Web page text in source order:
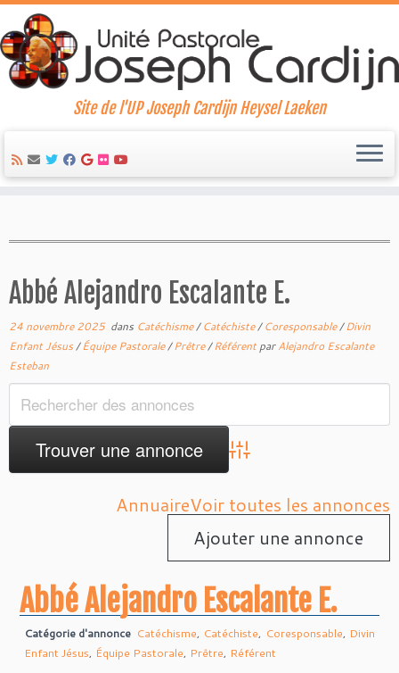
content
Site de l'UP Joseph Cardijn Heysel Laeken
Abbé Alejandro Escalante E.
24 novembre 2025dans Catéchisme/Catéchiste/Coresponsable/Divin
Enfant Jésus/Équipe Pastorale/Prêtre/RéférentparAlejandro Escalante
Esteban
Advanced Search
AnnuaireVoir toutes les annonces
Ajouter une annonce
Abbé Alejandro Escalante E.
Catégorie d'annonce Catéchisme, Catéchiste, Coresponsable, Divin
Enfant Jésus, Équipe Pastorale, Prêtre, Référent